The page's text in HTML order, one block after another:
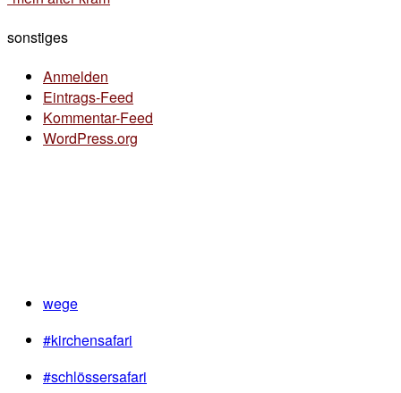
sonstiges
Anmelden
Eintrags-Feed
Kommentar-Feed
WordPress.org
wege
#kirchensafari
#schlössersafari